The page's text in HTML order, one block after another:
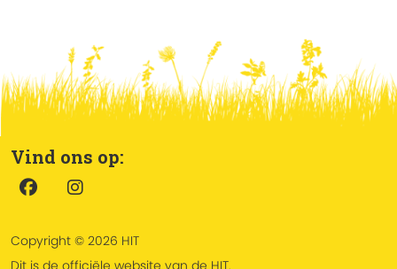
Vind ons op:
Copyright © 2026 HIT